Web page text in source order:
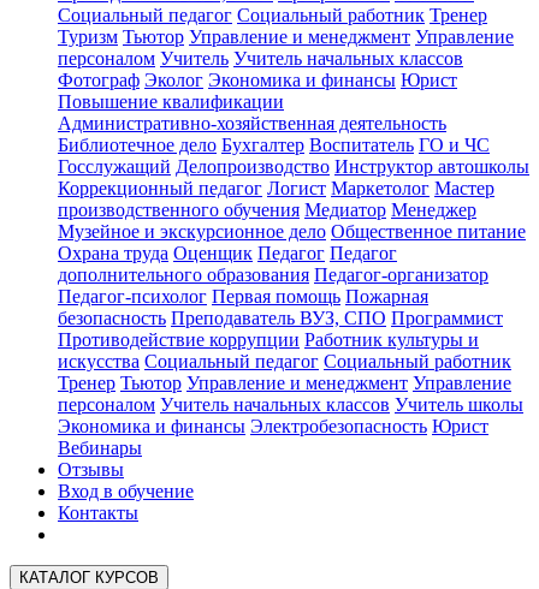
Социальный педагог Социальный работник Тренер
Туризм Тьютор Управление и менеджмент Управление
персоналом Учитель Учитель начальных классов
Фотограф Эколог Экономика и финансы Юрист
Повышение квалификации
Административно-хозяйственная деятельность
Библиотечное дело Бухгалтер Воспитатель ГО и ЧС
Госслужащий Делопроизводство Инструктор автошколы
Коррекционный педагог Логист Маркетолог Мастер
производственного обучения Медиатор Менеджер
Музейное и экскурсионное дело Общественное питание
Охрана труда Оценщик Педагог Педагог
дополнительного образования Педагог-организатор
Педагог-психолог Первая помощь Пожарная
безопасность Преподаватель ВУЗ, СПО Программист
Противодействие коррупции Работник культуры и
искусства Социальный педагог Социальный работник
Тренер Тьютор Управление и менеджмент Управление
персоналом Учитель начальных классов Учитель школы
Экономика и финансы Электробезопасность Юрист
Вебинары
Отзывы
Вход в обучение
Контакты
КАТАЛОГ КУРСОВ